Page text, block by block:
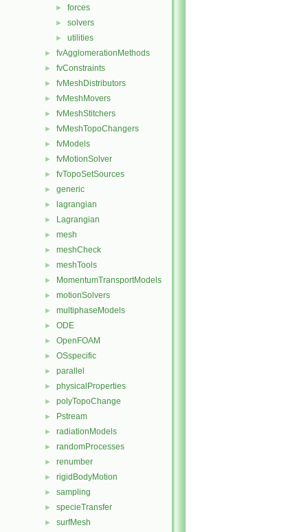
► forces
► solvers
► utilities
► fvAgglomerationMethods
► fvConstraints
► fvMeshDistributors
► fvMeshMovers
► fvMeshStitchers
► fvMeshTopoChangers
► fvModels
► fvMotionSolver
► fvTopoSetSources
► generic
► lagrangian
► Lagrangian
► mesh
► meshCheck
► meshTools
► MomentumTransportModels
► motionSolvers
► multiphaseModels
► ODE
► OpenFOAM
► OSspecific
► parallel
► physicalProperties
► polyTopoChange
► Pstream
► radiationModels
► randomProcesses
► renumber
► rigidBodyMotion
► sampling
► specieTransfer
► surfMesh